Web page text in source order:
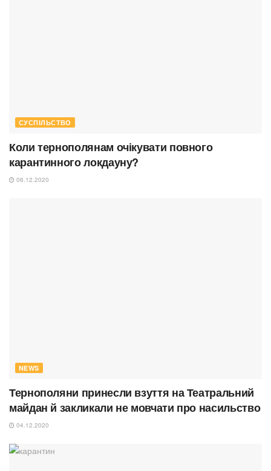
СУСПІЛЬСТВО
Коли тернополянам очікувати повного
карантинного локдауну?
06.12.2020
NEWS
Тернополяни принесли взуття на Театральний
майдан й закликали не мовчати про насильство
04.12.2020